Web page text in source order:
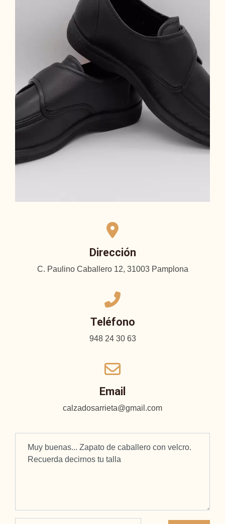
Dirección
C. Paulino Caballero 12, 31003 Pamplona
Teléfono
948 24 30 63
Email
calzadosarrieta@gmail.com